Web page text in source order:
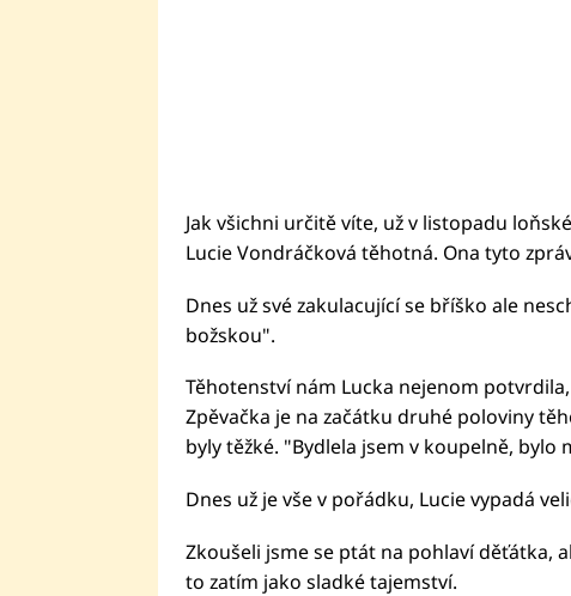
Jak všichni určitě víte, už v listopadu
Lucie Vondráčková těhotná. Ona tyto
Dnes už své zakulacující se bříško ale
božskou".
Těhotenství nám Lucka nejenom
Zpěvačka je na začátku druhé poloviny
byly těžké. "Bydlela jsem v koupelně, bylo
Dnes už je vše v pořádku, Lucie vypadá
Zkoušeli jsme se ptát na pohlaví děťátka,
to zatím jako sladké tajemství.